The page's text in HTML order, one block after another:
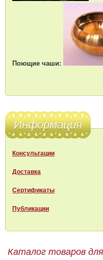
Поющие чаши:
Информация
Консультации
Доставка
Сертификаты
Публикации
Каталог товаров